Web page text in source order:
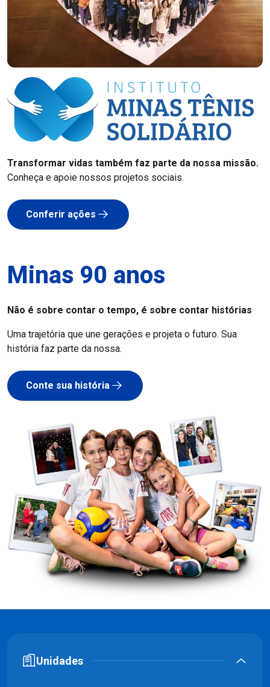
Transformar vidas também faz parte da nossa missão.
Conheça e apoie nossos projetos sociais.
Conferir ações
Minas 90 anos
Não é sobre contar o tempo, é sobre contar histórias
Uma trajetória que une gerações e projeta o futuro. Sua
história faz parte da nossa.
Conte sua história
Unidades